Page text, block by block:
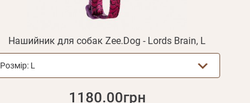
Нашийник для собак Zee.Dog - Lords Brain, L
Розмір: L
1180.00грн